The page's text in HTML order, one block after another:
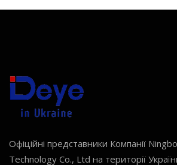
Офіційні представники Компанії
Technology Co., Ltd на території